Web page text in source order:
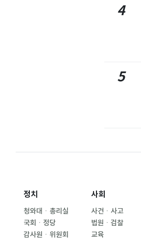
4
5
정치
청와대ㆍ총리실
국회ㆍ정당
감사원ㆍ위원회
사회
사건ㆍ사고
법원ㆍ검찰
교육